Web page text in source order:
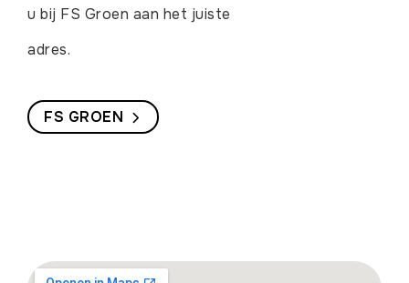
u bij FS Groen aan het juiste
adres.
FS GROEN